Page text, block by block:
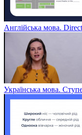
Англійська мова.
Українська мова.